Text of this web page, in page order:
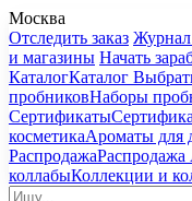
Москва
Отследить заказ
и магазины Начать
КаталогКаталог
пробниковНаборы
Сертификаты
косметикаАроматы для
РаспродажаРаспродажа
коллабыКоллекции и